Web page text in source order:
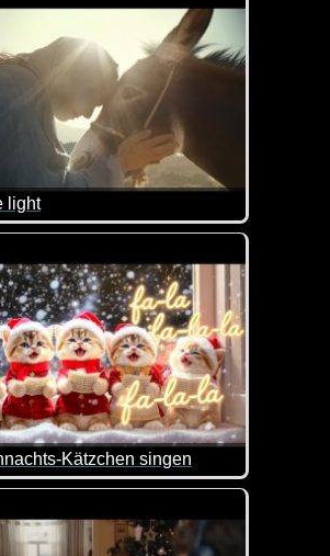
light
du manchmal denkst, die Welt hätte
Kätzchen singen
nicht super lieb ist.